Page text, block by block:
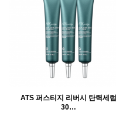
ATS 퍼스티지 리버시 탄력세럼
30…